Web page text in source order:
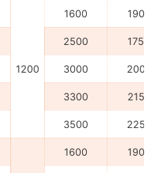
1200
1600 1900
2500 1750
3000 2000
3300 2150
3500 2250
1600 1900